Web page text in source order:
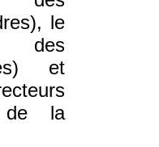
le
des
et
de la